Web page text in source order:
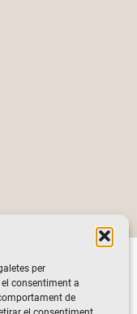
per
consentiment a
de